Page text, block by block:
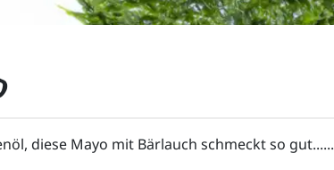
diese Mayo mit Bärlauch schmeckt so gut......